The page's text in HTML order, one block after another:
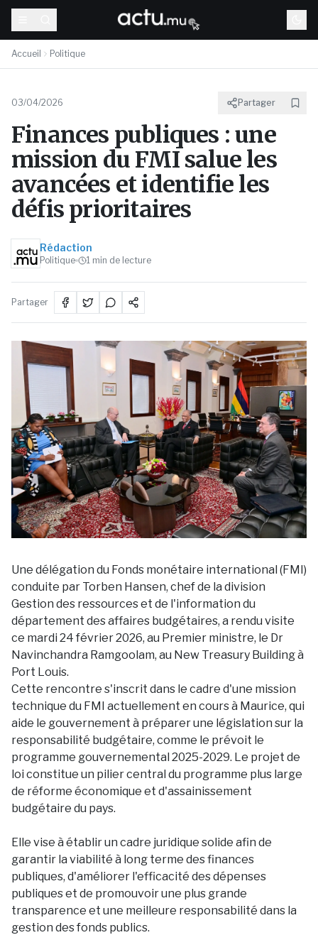
Accueil Politique
03/04/2026 Partager
Finances publiques : une
mission du FMI salue les
avancées et identifie les
défis prioritaires
Rédaction
Politique 1 min de lecture
Partager
Une délégation du Fonds monétaire international (FMI)
conduite par Torben Hansen, chef de la division
Gestion des ressources et de l'information du
département des affaires budgétaires, a rendu visite
ce mardi 24 février 2026, au Premier ministre, le Dr
Navinchandra Ramgoolam, au New Treasury Building à
Port Louis.
Cette rencontre s'inscrit dans le cadre d'une mission
technique du FMI actuellement en cours à Maurice, qui
aide le gouvernement à préparer une législation sur la
responsabilité budgétaire, comme le prévoit le
programme gouvernemental 2025-2029. Le projet de
loi constitue un pilier central du programme plus large
de réforme économique et d'assainissement
budgétaire du pays.
Elle vise à établir un cadre juridique solide afin de
garantir la viabilité à long terme des finances
publiques, d'améliorer l'efficacité des dépenses
publiques et de promouvoir une plus grande
transparence et une meilleure responsabilité dans la
gestion des fonds publics.